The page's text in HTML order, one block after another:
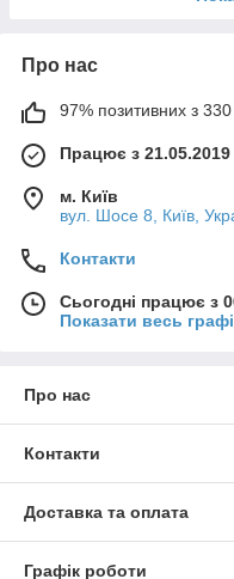
Про нас
97% позитивних з 330
Працює з 21.05.2019
м. Київ
вул. Шосе 8, Київ,
Контакти
Сьогодні працює з
Показати весь
Про нас
Контакти
Доставка та оплата
Графік роботи